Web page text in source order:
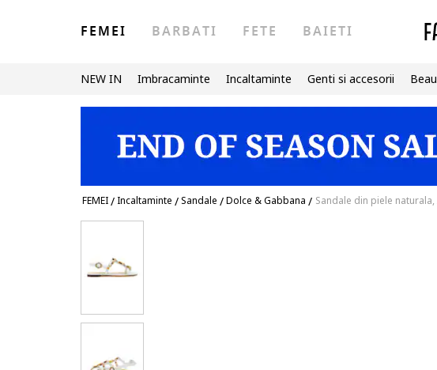
FEMEI BARBATI FETE BAIETI
NEW IN Imbracaminte Incaltaminte Genti si accesorii
FEMEI/Incaltaminte /Sandale /Dolce & Gabbana / Sandale din piele naturala,